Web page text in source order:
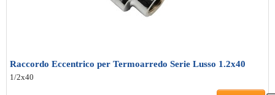
Raccordo Eccentrico per Termoarredo Serie Lusso 1.2x40
1/2x40